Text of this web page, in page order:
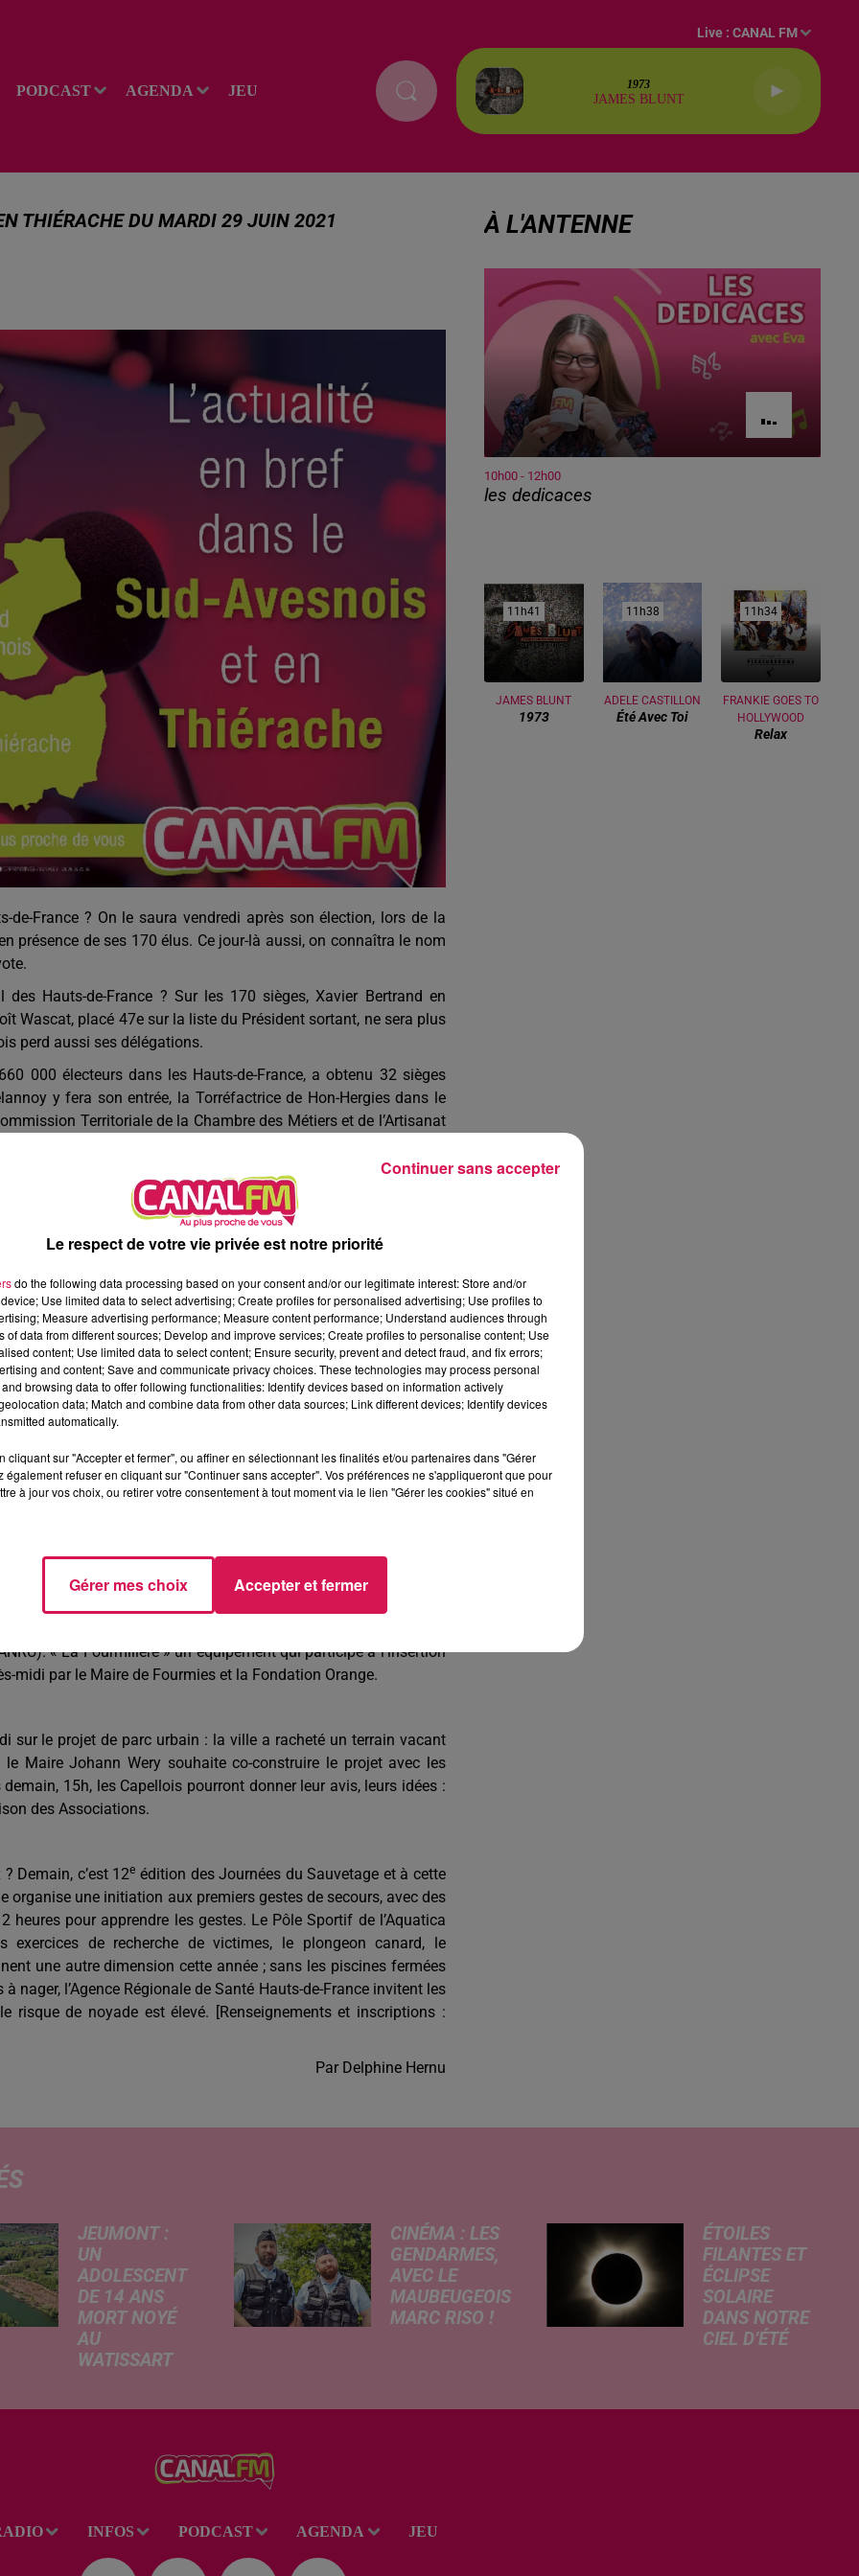
PODCAST AGENDA JEU
Live :CANAL FM
1973
JAMES BLUNT
THIÉRACHE DU MARDI 29 JUIN 2021
de-France ? On le saura vendredi après son élection, lors de la
présence de ses 170 élus. Ce jour-là aussi, on connaîtra le nom
Hauts-de-France ? Sur les 170 sièges, Xavier Bertrand en
Wascat, placé 47e sur la liste du Président sortant, ne sera plus
perd aussi ses délégations.
000 électeurs dans les Hauts-de-France, a obtenu 32 sièges
y fera son entrée, la Torréfactrice de Hon-Hergies dans le
Territoriale de la Chambre des Métiers et de l’Artisanat
Nord de Sébastien Chenu arrivé à la deuxième place, derrière
derrière Karima Delli, arrivée troisième dimanche remporte
sans aucun siège pour la Gauche et les Ecologistes ; en 2015,
Marine Lepen aurait pu tirer profit.
félicité par Emmanuel Macron lors d’une visite sur le site
National : « J’ai été content de voir les chiffres en
[…] on arrive à calmer beaucoup de choses », référence au
en 2018 à Sars-Poteries.
encore ; la 4 G avait fait son retour dans l’après-midi mais pour
dans le val de Sambre, sur Maubeuge, Hautmont Louvroil,
sur-Helpe, au Pays de Mormal comme à Bavay, dans le
Selon Free-reseau.fr, 23 équipements ADSL, étaient
panne géante sur le réseau avait touché les Hauts-de-France,
de marchandises et un convoi exceptionnel dans l’Aisne.
: « La Fourmilière Mobile », c’est un tiers-lieu numérique,
à vous. Cette camionnette ? C’est un espace pour apprendre
des stickers, en 3D, concevoir des dessins de broderies ou de
du FabLab, conseils sur la prévention, médiation
« La Fourmilière » un équipement qui participe à l’insertion
midi par le Maire de Fourmies et la Fondation Orange.
sur le projet de parc urbain : la ville a racheté un terrain vacant
Maire Johann Wery souhaite co-construire le projet avec les
15h, les Capellois pourront donner leur avis, leurs idées :
des Associations.
Demain, c’est 12e édition des Journées du Sauvetage et à cette
une initiation aux premiers gestes de secours, avec des
pour apprendre les gestes. Le Pôle Sportif de l’Aquatica
exercices de recherche de victimes, le plongeon canard, le
une autre dimension cette année ; sans les piscines fermées
nager, l’Agence Régionale de Santé Hauts-de-France invitent les
risque de noyade est élevé. [Renseignements et inscriptions :
Par Delphine Hernu
À L'ANTENNE
10h00 - 12h00
les dedicaces
11h41
11h41
JAMES BLUNT
1973
11h38
11h38
ADELE CASTILLON
Été Avec Toi
11h34
11h34
FRANKIE GOES TO
HOLLYWOOD
Relax
JEUMONT :
UN
ADOLESCENT
DE 14 ANS
MORT NOYÉ
AU
WATISSART
informations
lundi par nos
confrères de La
le plan d'eau de
CINÉMA : LES
GENDARMES,
AVEC LE
MAUBEUGEOIS
MARC RISO !
de la célèbre bande
cinéma. À cette
ÉTOILES
FILANTES ET
ÉCLIPSE
SOLAIRE
DANS NOTRE
CIEL D’ÉTÉ
exceptionnel qui
INFOS PODCAST AGENDA JEU
Le respect de votre vie privée est notre priorité
do the following data processing based on your consent and/or our legitimate interest: Store and/or
Use limited data to select advertising; Create profiles for personalised advertising; Use profiles to
Measure advertising performance; Measure content performance; Understand audiences through
of data from different sources; Develop and improve services; Create profiles to personalise content; Use
content; Use limited data to select content; Ensure security, prevent and detect fraud, and fix errors;
and content; Save and communicate privacy choices. These technologies may process personal
browsing data to offer following functionalities: Identify devices based on information actively
data; Match and combine data from other data sources; Link different devices; Identify devices
automatically.
cliquant sur "Accepter et fermer", ou affiner en sélectionnant les finalités et/ou partenaires dans "Gérer
également refuser en cliquant sur "Continuer sans accepter". Vos préférences ne s'appliqueront que pour
à jour vos choix, ou retirer votre consentement à tout moment via le lien "Gérer les cookies" situé en
Gérer mes choix Accepter et fermer
Continuer sans accepter